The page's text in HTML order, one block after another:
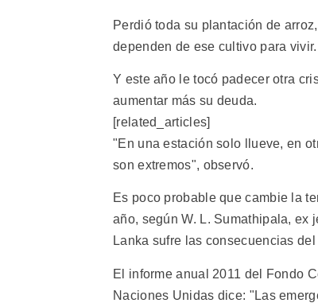
Perdió toda su plantación de
dependen de ese cultivo para vivir.
Y este año le tocó padecer otra
aumentar más su deuda.
[related_articles]
"En una estación solo llueve, en
son extremos", observó.
Es poco probable que cambie la
año, según W. L. Sumathipala, ex
Lanka sufre las consecuencias
El informe anual 2011 del Fondo
Naciones Unidas dice: "Las